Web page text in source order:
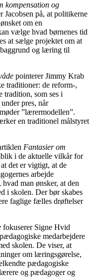
kompensation og
Jacobsen på, at politikerne
om en
vælge hvad børnenes tid
at sælge projektet om at
og læring til
pointerer Jimmy Krab
traditioner: de reform-,
tradition, som ses i
pres, når
”lærermodellen”.
en traditionel målstyret
Fantasier om
i de aktuelle vilkår for
det er vigtigt, at de
arbejde
man ønsker, at den
i skolen. Der bør skabes
faglige fælles drøftelser
fokuserer Signe Hvid
medarbejdere
skolen. De viser, at
om læringsgørelse,
pædagogiske
og pædagoger og